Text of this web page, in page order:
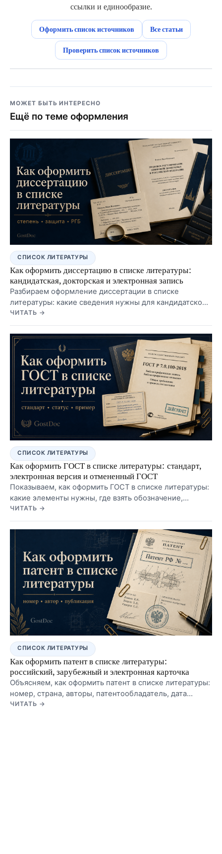
ссылки и единообразие.
Оформить список источников Все статьи
Проверить список источников
МОЖЕТ БЫТЬ ИНТЕРЕСНО
Ещё по теме оформления
СПИСОК ЛИТЕРАТУРЫ
Как оформить диссертацию в списке литературы:
кандидатская, докторская и электронная запись
Разбираем оформление диссертации в списке
литературы: какие сведения нужны для кандидатской
и докторской диссертации, как указать специальность,
место защиты, объем и ссылку из РГБ.
ЧИТАТЬ →
СПИСОК ЛИТЕРАТУРЫ
Как оформить ГОСТ в списке литературы: стандарт,
электронная версия и отмененный ГОСТ
Показываем, как оформить ГОСТ в списке литературы:
какие элементы нужны, где взять обозначение,
название, издателя и год, как записать электронный
стандарт и что делать с отмененными ГОСТами.
ЧИТАТЬ →
СПИСОК ЛИТЕРАТУРЫ
Как оформить патент в списке литературы:
российский, зарубежный и электронная карточка
Объясняем, как оформить патент в списке литературы:
номер, страна, авторы, патентообладатель, дата
публикации, бюллетень, зарубежные патенты и
ЧИТАТЬ →